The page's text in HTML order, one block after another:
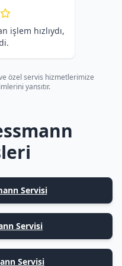
işlem hızlıydı,
özel servis hizmetlerimize
yansıtır.
Servisi
Servisi
Servisi